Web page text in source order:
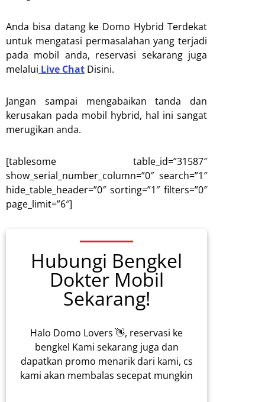
Anda bisa datang ke Domo Hybrid Terdekat
untuk mengatasi permasalahan yang terjadi
pada mobil anda, reservasi sekarang juga
melalui Live Chat Disini.
Jangan sampai mengabaikan tanda dan
kerusakan pada mobil hybrid, hal ini sangat
merugikan anda.
[tablesome table_id=”31587″
show_serial_number_column=”0″ search=”1″
hide_table_header=”0″ sorting=”1″ filters=”0″
page_limit=”6″]
Hubungi Bengkel
Dokter Mobil
Sekarang!
Halo Domo Lovers 👋, reservasi ke
bengkel Kami sekarang juga dan
dapatkan promo menarik dari kami, cs
kami akan membalas secepat mungkin